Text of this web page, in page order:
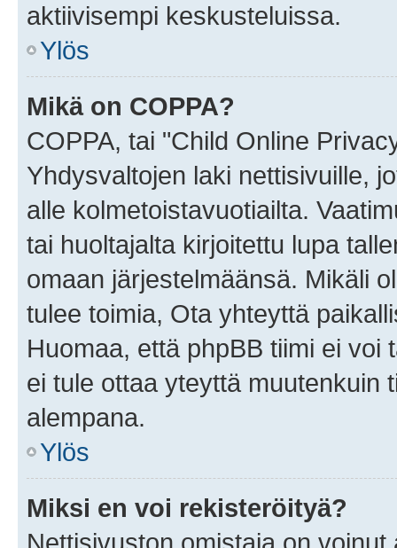
aktiivisempi keskusteluissa.
Ylös
Mikä on COPPA?
COPPA, tai "Child Online
Yhdysvaltojen laki nettisivuille,
alle kolmetoistavuotiailta.
tai huoltajalta kirjoitettu lupa
omaan järjestelmäänsä. Mikäli
tulee toimia, Ota yhteyttä
Huomaa, että phpBB tiimi ei
ei tule ottaa yteyttä muutenkuin
alempana.
Ylös
Miksi en voi rekisteröityä?
Nettisivuston omistaja on